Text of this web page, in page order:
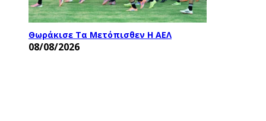
Θωράκισε Τα Μετόπισθεν Η ΑΕΛ
08/08/2026